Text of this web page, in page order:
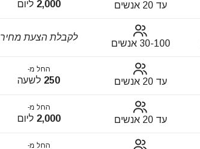
עד 20 אנשים 2,000 ליום
30-100 אנשים
לקבלת הצעת מחיר
עד 20 אנשים
החל מ-
250 לשעה
עד 20 אנשים
החל מ-
2,000 ליום
החל מ-